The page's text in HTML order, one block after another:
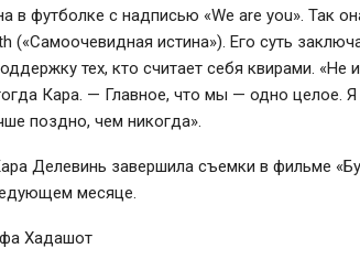
в футболке с надписью «We are you». Так
(«Самоочевидная истина»). Его суть
тех, кто считает себя квирами. «Не
Кара. — Главное, что мы — одно целое.
поздно, чем никогда».
Делевинь завершила съемки в фильме
месяце.
Хадашот